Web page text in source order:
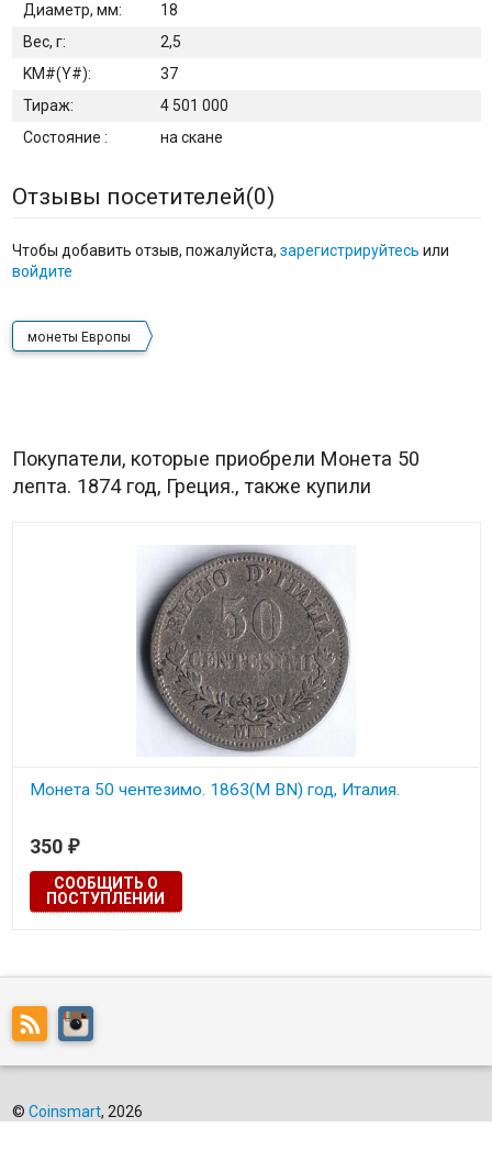
Диаметр, мм:
18
Вес, г:
2,5
KM#(Y#):
37
Тираж:
4 501 000
Состояние :
на скане
Отзывы посетителей(0)
Чтобы добавить отзыв, пожалуйста, зарегистрируйтесь или
войдите
монеты Европы
Покупатели, которые приобрели Монета 50
лепта. 1874 год, Греция., также купили
Монета 50 чентезимо. 1863(M BN) год, Италия.
350 ₽
СООБЩИТЬ О
ПОСТУПЛЕНИИ
© Coinsmart, 2026